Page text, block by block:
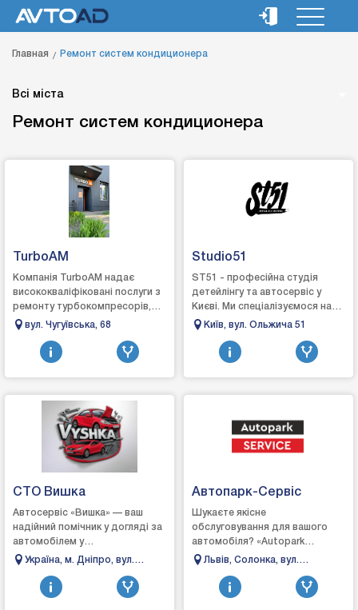
Главная Ремонт систем кондиционера
Всі міста
Ремонт систем кондиционера
TurboAM
Компанія TurboAM надає
висококваліфіковані послуги з
ремонту турбокомпресорів,
кермових рейок та карданних
мийку сажових ...
вул. Чугуївська, 68
Studio51
ST51 - професійна студія
детейлінгу та автосервіс у
Києві. Ми спеціалізуємося на
комплексному догляді, захисті
Київ, вул. Ольжича 51
СТО Вишка
Автосервіс «Вишка» — ваш
надійний помічник у догляді за
автомобілем у
ДніпріАвтосервіс «Вишка» у
якісному ремонті т...
Україна, м. Дніпро, вул.
Телевізійна 3
Автопарк-Сервіс
Шукаєте якісне
обслуговування для вашого
автомобіля? «Autopark
Service» — ваш надійний
пропонуємо повний спектр
послуг, щоб в...
Львів, Солонка, вул.
Кільцева, 60